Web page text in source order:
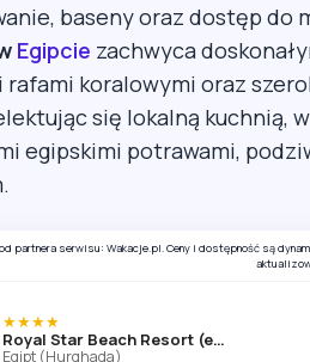
baseny oraz dostęp
Egipcie zachwyca
koralowymi oraz
się lokalną kuchnią,
egipskimi potrawami,
partnera serwisu: Wakacje.pl. Ceny i dostępność są
★★★★
Royal Star Beach Resort (ex Three Corners)
Egipt (Hurghada)